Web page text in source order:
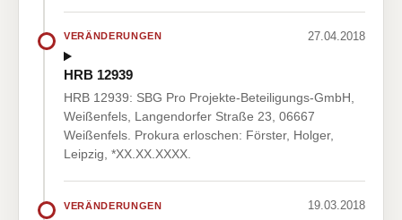
VERÄNDERUNGEN 27.04.2018
HRB 12939
HRB 12939: SBG Pro Projekte-Beteiligungs-GmbH,
Weißenfels, Langendorfer Straße 23, 06667
Weißenfels. Prokura erloschen: Förster, Holger,
Leipzig, *XX.XX.XXXX.
VERÄNDERUNGEN 19.03.2018